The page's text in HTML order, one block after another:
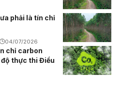
phải là tín chỉ
04/07/2026
chỉ carbon
độ thực thi Điều